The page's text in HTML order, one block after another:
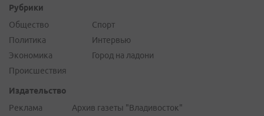
Рубрики
Общество
Политика
Экономика
Происшествия
Спорт
Интервью
Город на ладони
Издательство
Реклама
Архив газеты "Владивосток"